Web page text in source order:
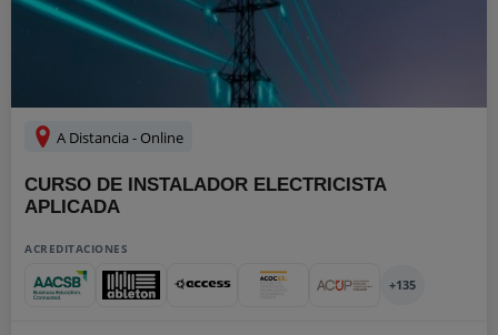
A Distancia - Online
CURSO DE INSTALADOR ELECTRICISTA
APLICADA
ACREDITACIONES
+135